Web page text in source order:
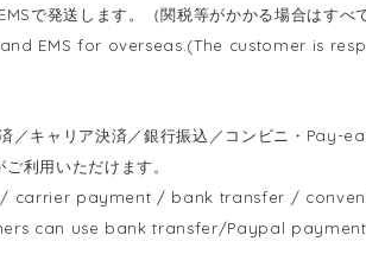
で発送します。（関税等がかかる場合はすべ
EMS for overseas.(The customer is
／キャリア決済／銀行振込／コンビニ・Pay-
利用いただけます。
carrier payment / bank transfer /
can use bank transfer/Paypal payment.